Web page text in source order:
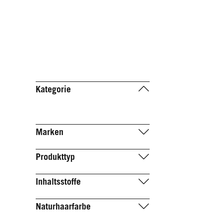
Kategorie
Marken
Produkttyp
Inhaltsstoffe
Naturhaarfarbe